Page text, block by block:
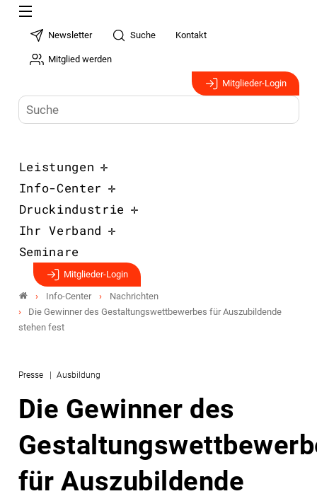
Newsletter Suche Kontakt
Mitglied werden
Mitglieder-Login
Leistungen
Info-Center
Druckindustrie
Ihr Verband
Seminare
Mitglieder-Login
Info-Center
Nachrichten
Die Gewinner des Gestaltungswettbewerbes für Auszubildende
stehen fest
Presse Ausbildung
Die Gewinner des
für Auszubildende